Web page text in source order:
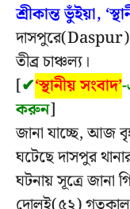
শ্রীকান্ত ভুঁইয়া,
দাসপুরে(Daspur)
তীব্র চাঞ্চল্য।
[✔‘স্থানীয় সংবাদ’
করুন]
জানা যাচ্ছে, আজ
ঘটেছে দাসপুর
ঘটনায় সূত্রে জানা